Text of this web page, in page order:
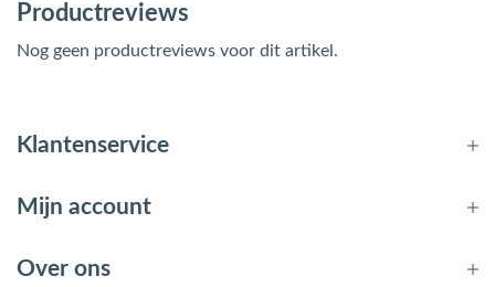
Productreviews
Nog geen productreviews voor dit artikel.
Klantenservice
Mijn account
Over ons